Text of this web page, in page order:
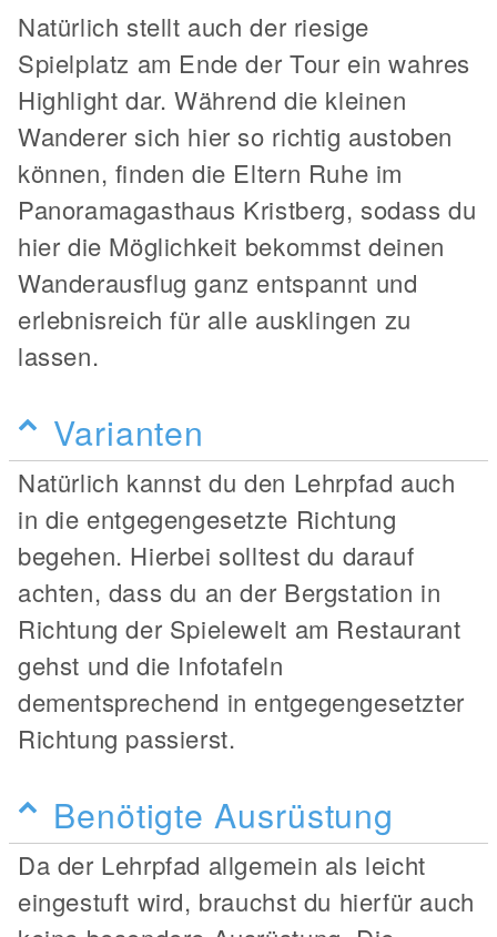
Natürlich stellt auch der riesige
Spielplatz am Ende der Tour ein wahres
Highlight dar. Während die kleinen
Wanderer sich hier so richtig austoben
können, finden die Eltern Ruhe im
Panoramagasthaus Kristberg, sodass du
hier die Möglichkeit bekommst deinen
Wanderausflug ganz entspannt und
erlebnisreich für alle ausklingen zu
lassen.
Varianten
Natürlich kannst du den Lehrpfad auch
in die entgegengesetzte Richtung
begehen. Hierbei solltest du darauf
achten, dass du an der Bergstation in
Richtung der Spielewelt am Restaurant
gehst und die Infotafeln
dementsprechend in entgegengesetzter
Richtung passierst.
Benötigte Ausrüstung
Da der Lehrpfad allgemein als leicht
eingestuft wird, brauchst du hierfür auch